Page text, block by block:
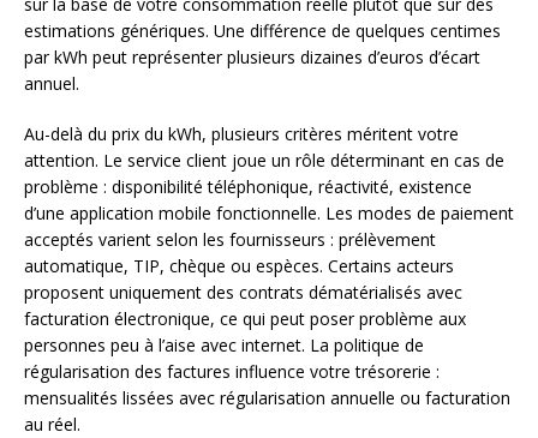
estimations génériques. Une différence de quelques centimes
par kWh peut représenter plusieurs dizaines d’euros d’écart
annuel.
Au-delà du prix du kWh, plusieurs critères méritent votre
attention. Le service client joue un rôle déterminant en cas de
problème : disponibilité téléphonique, réactivité, existence
d’une application mobile fonctionnelle. Les modes de paiement
acceptés varient selon les fournisseurs : prélèvement
automatique, TIP, chèque ou espèces. Certains acteurs
proposent uniquement des contrats dématérialisés avec
facturation électronique, ce qui peut poser problème aux
personnes peu à l’aise avec internet. La politique de
régularisation des factures influence votre trésorerie :
mensualités lissées avec régularisation annuelle ou facturation
au réel.